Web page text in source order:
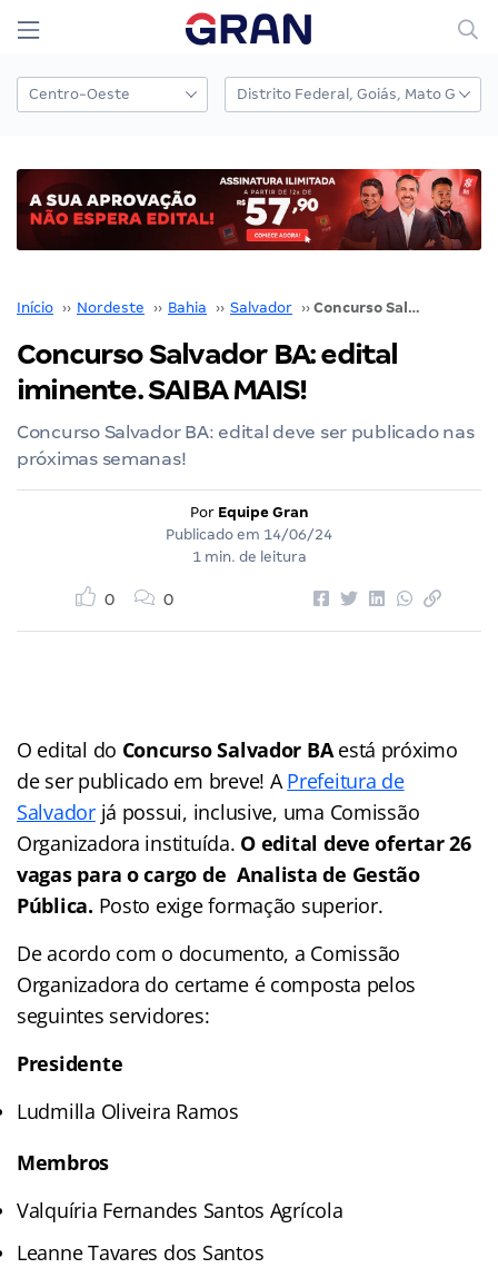
Início ›› Nordeste ›› Bahia ›› Salvador ›› Concurso Salvador BA: edital iminente. SAIBA MAIS!
Concurso Salvador BA: edital
iminente. SAIBA MAIS!
Concurso Salvador BA: edital deve ser publicado nas
próximas semanas!
Por Equipe Gran
Publicado em 14/06/24
1 min. de leitura
0 0
O edital do Concurso Salvador BAestá próximo
de ser publicado em breve! APrefeitura de
Salvadorjá possui, inclusive, uma Comissão
Organizadora instituída. O edital deve ofertar 26
vagas para o cargo de Analista de Gestão
Pública. Posto exige formação superior.
De acordo com o documento, a Comissão
Organizadora do certame é composta pelos
seguintes servidores:
Presidente
Ludmilla Oliveira Ramos
Membros
Valquíria Fernandes Santos Agrícola
Leanne Tavares dos Santos